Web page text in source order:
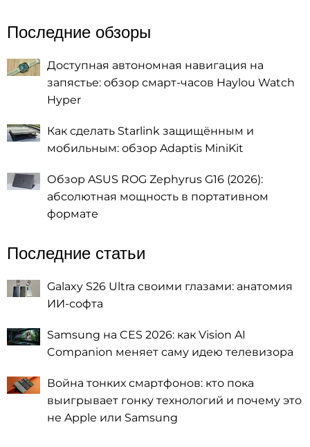
Последние обзоры
Доступная автономная навигация на
запястье: обзор смарт-часов Haylou Watch
Hyper
Как сделать Starlink защищённым и
мобильным: обзор Adaptis MiniKit
Обзор ASUS ROG Zephyrus G16 (2026):
абсолютная мощность в портативном
формате
Последние статьи
Galaxy S26 Ultra своими глазами: анатомия
ИИ-софта
Samsung на CES 2026: как Vision AI
Companion меняет саму идею телевизора
Война тонких смартфонов: кто пока
выигрывает гонку технологий и почему это
не Apple или Samsung